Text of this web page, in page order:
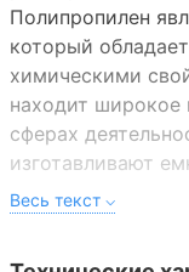
Полипропилен
который
химическими
находит широкое
сферах
изготавливают
промышленных
комплектация